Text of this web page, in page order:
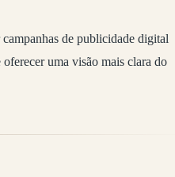
de publicidade digital
uma visão mais clara do